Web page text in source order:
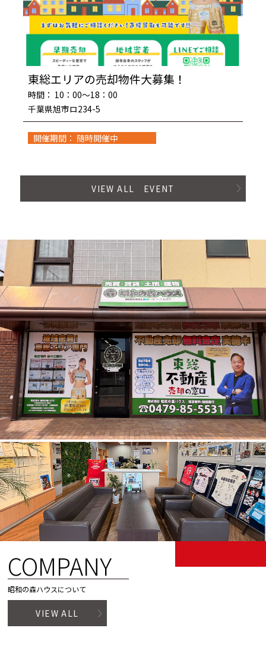
東総エリアの売却物件大募集！
時間： 10：00～18：00
千葉県旭市ロ234-5
開催期間： 随時開催中
VIEW ALL EVENT
COMPANY
昭和の森ハウスについて
VIEW ALL